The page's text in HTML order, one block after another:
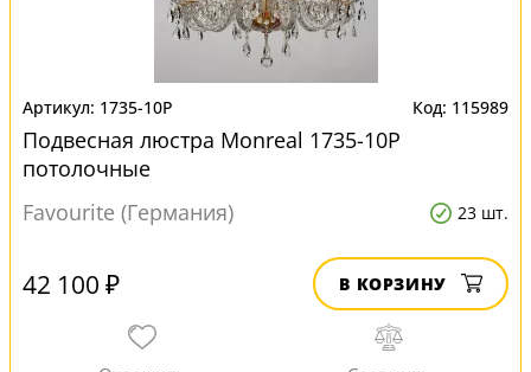
1735-10P 115989
Подвесная люстра Monreal 1735-10P
потолочные
Favourite (Германия)
23 шт.
42 100 ₽ В КОРЗИНУ